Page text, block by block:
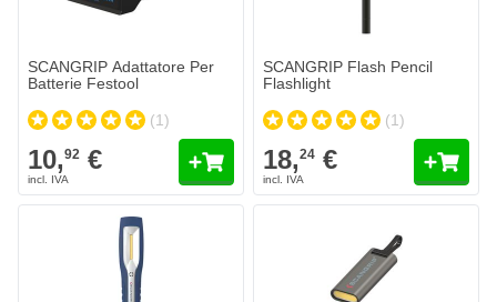
SCANGRIP Adattatore Per
Batterie Festool
(1)
10,92 €
SCANGRIP Flash Pencil
Flashlight
(1)
18,24 €